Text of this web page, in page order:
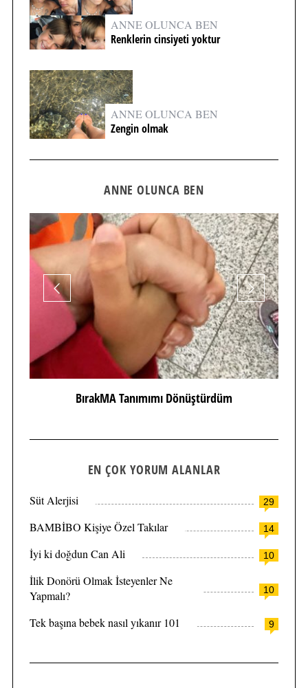
ANNE OLUNCA BEN
Renklerin cinsiyeti yoktur
ANNE OLUNCA BEN
Zengin olmak
ANNE OLUNCA BEN
BırakMA Tanımımı Dönüştürdüm
EN ÇOK YORUM ALANLAR
29
Süt Alerjisi
14
BAMBİBO Kişiye Özel Takılar
10
İyi ki doğdun Can Ali
10
İlik Donörü Olmak İsteyenler Ne
Yapmalı?
9
Tek başına bebek nasıl yıkanır 101